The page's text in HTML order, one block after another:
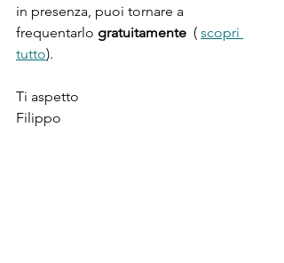
in presenza, puoi tornare a
frequentarlo gratuitamente
  (
scopri
tutto).
Ti aspetto
Filippo